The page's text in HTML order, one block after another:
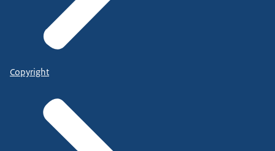
Copyright